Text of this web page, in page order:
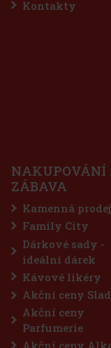
Nuxe Huile
(> 5 ks)
Nuxe Huile
sobě spojuje luxus a
o 7 vzácných 100%
dodává pokožce, tělu
372Kč bez DPH
Kontakty
NAKUPOVÁNÍ
ZÁBAVA
Kamenná
Family City
Dárkové sady -
ideální dárek
Kávové likéry
Akční ceny
Akční ceny
Parfumerie